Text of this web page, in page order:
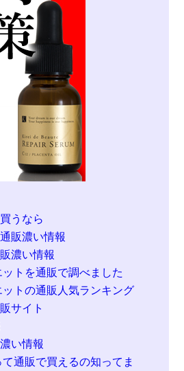
うなら
販濃い情報
濃い情報
トを通販で調べました
トの通販人気ランキング
サイト
い情報
通販で買えるの知ってま